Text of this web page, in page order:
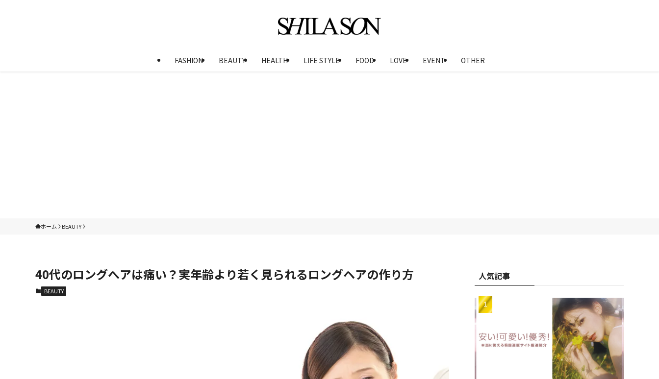
FASHION BEAUTY HEALTH LIFE STYLE FOOD LOVE EVENT OTHER
ホーム BEAUTY
40代のロングへアは痛い？実年齢より若く見られるロングヘアの作り方
BEAUTY
人気記事